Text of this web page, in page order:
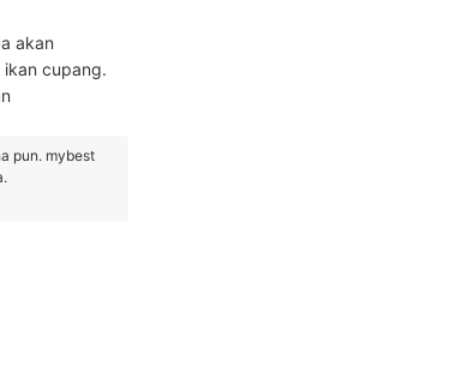
akan
cupang.
pun. mybest